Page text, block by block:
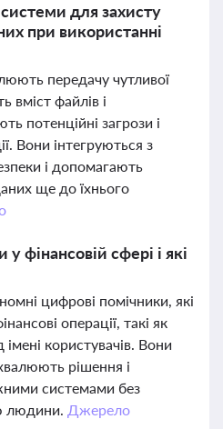
для захисту
при використанні
передачу чутливої
вміст файлів і
потенційні загрози і
Вони інтегруються з
і допомагають
ще до їхнього
фінансовій сфері і які
цифрові помічники, які
операції, такі як
імені користувачів. Вони
рішення і
системами без
людини. Джерело